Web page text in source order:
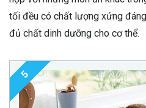
tối đều có chất lượng xứng
đủ chất dinh dưỡng cho cơ thể.
5